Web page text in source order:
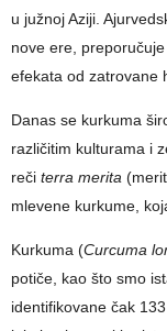
u južnoj Aziji.
nove ere,
efekata od zatrovane
Danas se kurkuma
različitim kulturama i
reči terra merita
mlevene kurkume,
Kurkuma (Curcuma
potiče, kao što smo
identifikovane čak